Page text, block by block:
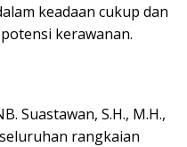
keadaan cukup dan
kerawanan.
Suastawan, S.H., M.H.,
rangkaian